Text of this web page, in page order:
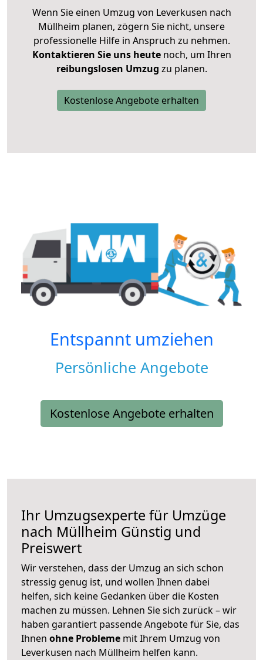
Wenn Sie einen Umzug von Leverkusen nach
Müllheim planen, zögern Sie nicht, unsere
professionelle Hilfe in Anspruch zu nehmen.
Kontaktieren Sie uns heutenoch, um Ihren
reibungslosen Umzug zu planen.
Kostenlose Angebote erhalten
Entspannt umziehen
Persönliche Angebote
Kostenlose Angebote erhalten
Ihr Umzugsexperte für Umzüge
nach Müllheim Günstig und
Preiswert
Wir verstehen, dass der Umzug an sich schon
stressig genug ist, und wollen Ihnen dabei
helfen, sich keine Gedanken über die Kosten
machen zu müssen. Lehnen Sie sich zurück – wir
haben garantiert passende Angebote für Sie, das
Ihnen ohne Probleme mit Ihrem Umzug von
Leverkusen nach Müllheim helfen kann.